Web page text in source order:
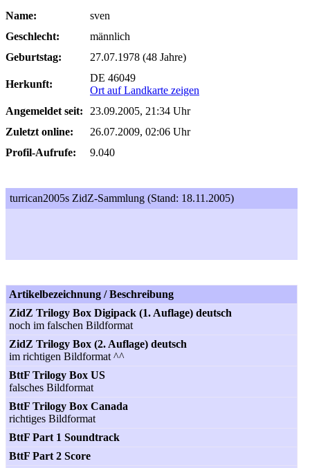
Name:
sven
Geschlecht:
männlich
Geburtstag:
27.07.1978 (48 Jahre)
Herkunft:
DE 46049
Ort auf Landkarte zeigen
Angemeldet seit:
23.09.2005, 21:34 Uhr
Zuletzt online:
26.07.2009, 02:06 Uhr
Profil-Aufrufe:
9.040
turrican2005s ZidZ-Sammlung (Stand: 18.11.2005)
Artikelbezeichnung / Beschreibung
ZidZ Trilogy Box Digipack (1. Auflage) deutsch
noch im falschen Bildformat
ZidZ Trilogy Box (2. Auflage) deutsch
im richtigen Bildformat ^^
BttF Trilogy Box US
falsches Bildformat
BttF Trilogy Box Canada
richtiges Bildformat
BttF Part 1 Soundtrack
BttF Part 2 Score